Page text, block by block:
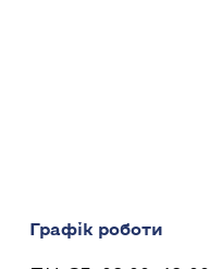
Графік роботи